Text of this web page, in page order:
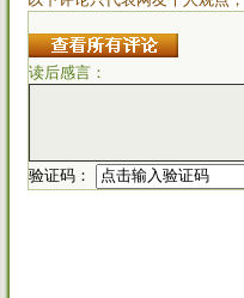
读后感言：
验证码：